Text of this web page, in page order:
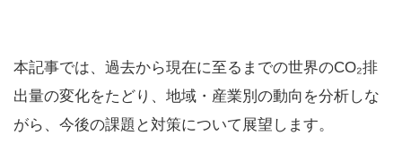
本記事では、過去から現在に至るまでの世界のCO₂排
出量の変化をたどり、地域・産業別の動向を分析しな
がら、今後の課題と対策について展望します。